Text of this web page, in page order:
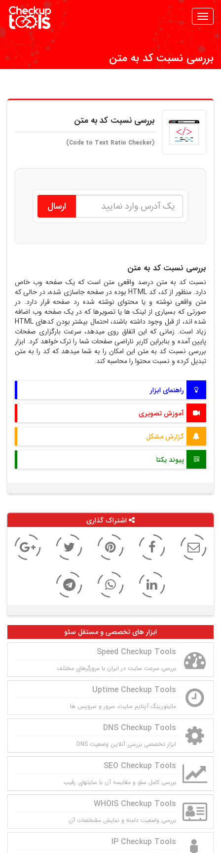
Toggle
navigation
بررسی نسبت کد به متن
بررسی نسبت کد به متن
(Code to Text Ratio Checker)
بررسی نسبت کد به متن
نسبت کد به متن درصد واقعی متن است که یک صفحه وب خاص
دارد. منظور از کد، کد HTML بوده در صفحه جاسازی شده، در حالی که
متن واقعی نوشته و یا محتوای نوشته شده رد صفحه قرار دارد. در
صورتی که بسیاری از لینک ها یا تصویرها که در یک صفحه وب اضافه
شده اند، از قبل وجود داشته باشند، احتمال بیشتر بودن کدهای HTML
زیاد است. زمانی که این اتفاق روی میدهد، سرعت بارگزاری صفحات
پایین آمده و بنابراین کاربر ناراضی صفحات شما را ترک خواهد کرد. ابزار
بررسی نسبت کد به متن این امکان را به شما میدهد که کد را به متن
تبدیل کرده و نسبت محتوا را محاسبه کند.
راهنمای ابزار
آموزش تصویری
گزارش مشکل
پیوند یکتا
اشتراک گذاری
ابزار های تخصصی و مستقل سئو
Speed Checkup Tools
بررسی سرعت سایت در ایران با مرورگرهای مختلف
Uptime Checkup Tools
مانيتورينگ آپتايم سايت، سرور و سرويس ها
DNS Checkup Tools
ابزار تخصصی بررسی آنلاین وضعیت DNS
SEO Checkup Tools
بررسی کامل سئو و مقایسه آن با سایتهای رقیب
WHOIS Checkup Tools
بررسی وضعیت دامنه و نمایش مشخصات آن
IP Checkup Tools